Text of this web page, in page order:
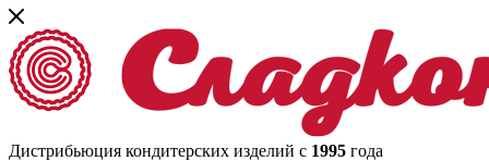
Дистрибьюция кондитерских изделий с 1995 года